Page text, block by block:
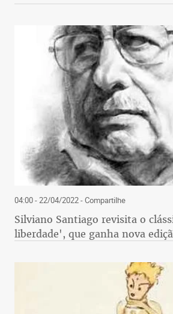
04:00 - 22/04/2022- Compartilhe
Silviano Santiago revisita o
liberdade', que ganha nova